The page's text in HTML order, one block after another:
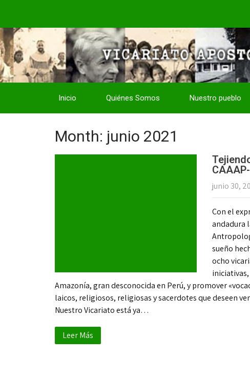
Inicio Quiénes Somos Nuestro pueblo
Month: junio 2021
junio 30,
Con el
andadura
sueño
ocho
Amazonía, gran desconocida en Perú, y promover
laicos, religiosos, religiosas y sacerdotes que deseen
Nuestro Vicariato está ya…
Leer Más